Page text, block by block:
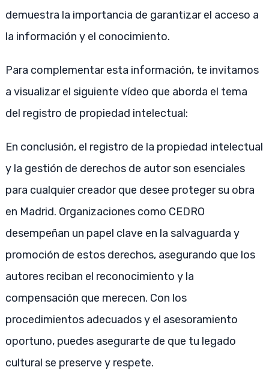
demuestra la importancia de garantizar el acceso a
la información y el conocimiento.
Para complementar esta información, te invitamos
a visualizar el siguiente vídeo que aborda el tema
del registro de propiedad intelectual:
En conclusión, el registro de la propiedad intelectual
y la gestión de derechos de autor son esenciales
para cualquier creador que desee proteger su obra
en Madrid. Organizaciones como CEDRO
desempeñan un papel clave en la salvaguarda y
promoción de estos derechos, asegurando que los
autores reciban el reconocimiento y la
compensación que merecen. Con los
procedimientos adecuados y el asesoramiento
oportuno, puedes asegurarte de que tu legado
cultural se preserve y respete.